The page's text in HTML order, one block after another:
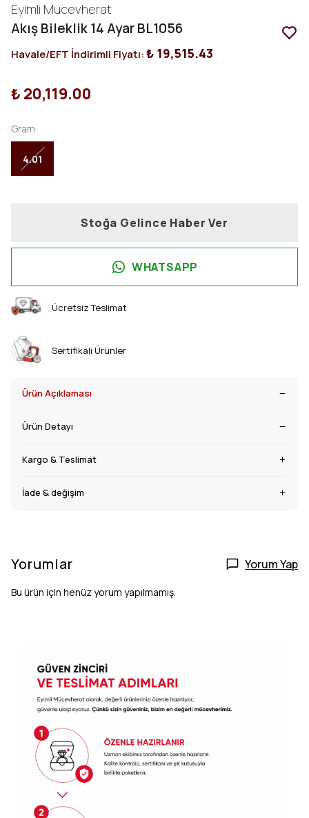
Eyimli Mucevherat
Akış Bileklik 14 Ayar BL1056
Havale/EFT İndirimli Fiyatı:₺ 19,515.43
₺ 20,119.00
Gram
4.01
Stoğa Gelince Haber Ver
WHATSAPP
Ücretsiz Teslimat
Sertifikalı Ürünler
Ürün Açıklaması
Ürün Detayı
Kargo & Teslimat
İade & değişim
Yorumlar Yorum Yap
Bu ürün için henüz yorum yapılmamış.